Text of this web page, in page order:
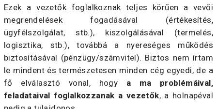
Ezek a vezetők foglalkoznak teljes körűen a vevői
megrendelések fogadásával (értékesítés,
ügyfélszolgálat, stb.), kiszolgálásával (termelés,
logisztika, stb.), továbbá a nyereséges működés
biztosításával (pénzügy/számvitel). Biztos nem írtam
le mindent és természetesen minden cég egyedi, de a
fő elválasztó vonal, hogy a ma problémáival,
feladataival foglalkozzanak a vezetők, a holnapéval